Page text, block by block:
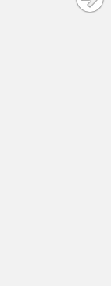
de la